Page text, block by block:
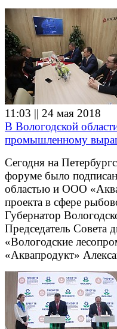
11:03 || 24 мая 2018
В Вологодской
промышленному
Сегодня на
форуме было
областью и ООО
проекта в сфере
Губернатор
Председатель Совета
«Вологодские
«Аквапродукт»